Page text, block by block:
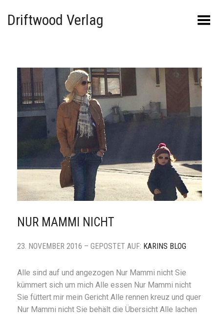
Driftwood Verlag Menü umschalten
NUR MAMMI NICHT
23. NOVEMBER 2016 – GEPOSTET AUF: KARINS BLOG
Alle sind auf und angezogen Nur Mammi nicht Sie
kümmert sich um mich Alle essen Nur Mammi nicht
Sie füttert mir mein Gericht Alle rennen kreuz und quer
Nur Mammi nicht Sie behält die Übersicht Alle lachen